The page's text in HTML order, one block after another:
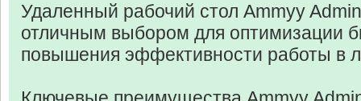
Удаленный рабочий стол Ammyy
отличным выбором для оптимизации
повышения эффективности работы в